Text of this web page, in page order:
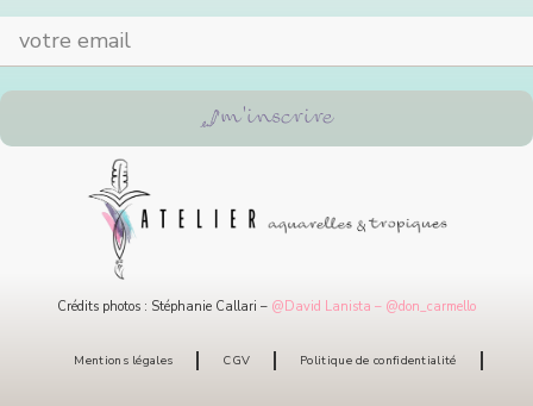
m'inscrire
Crédits photos : Stéphanie Callari – @David Lanista – @don_carmello
Mentions légales CGV Politique de confidentialité